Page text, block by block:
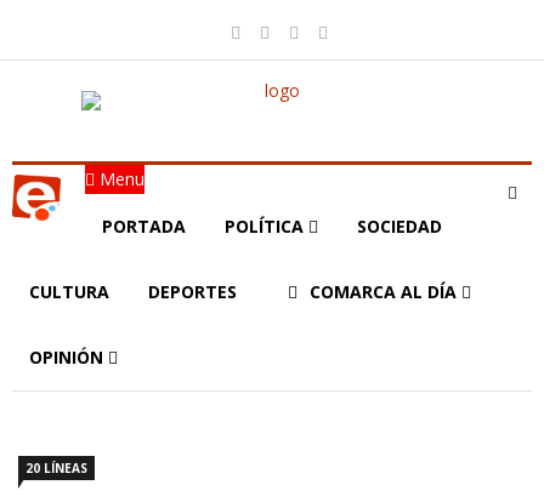
Menu
PORTADA POLÍTICA SOCIEDAD
CULTURA DEPORTES COMARCA AL DÍA
OPINIÓN
20 LÍNEAS